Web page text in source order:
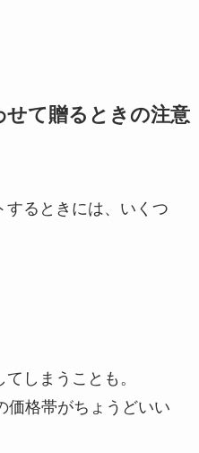
て贈るときの注意
するときには、いくつ
しまうことも。
価格帯がちょうどいい